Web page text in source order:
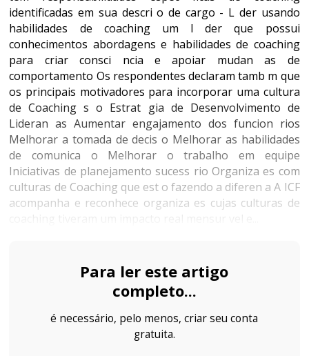
identificadas em sua descri o de cargo - L der usando
habilidades de coaching um l der que possui
conhecimentos abordagens e habilidades de coaching
para criar consci ncia e apoiar mudan as de
comportamento Os respondentes declaram tamb m que
os principais motivadores para incorporar uma cultura
de Coaching s o Estrat gia de Desenvolvimento de
Lideran as Aumentar engajamento dos funcion rios
Melhorar a tomada de decis o Melhorar as habilidades
de comunica o Melhorar o trabalho em equipe
Iniciativas de planejamento sucess rio Organiza es com
culturas de Coaching que est o fazendo a diferen a A ICF
acompanha e reconhece organiza es cujas culturas de
Para ler este artigo
completo...
é necessário, pelo menos, criar seu conta
gratuita.